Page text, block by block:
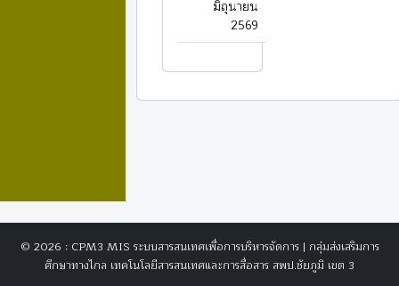
มิถุนายน
2569
© 2026 : CPM3 MIS ระบบสารสนเทศเพื่อการบริหารจัดการ | กลุ่มส่งเสริมการ
ศึกษาทางไกล เทคโนโลยีสารสนเทศและการสื่อสาร สพป.ชัยภูมิ เขต 3